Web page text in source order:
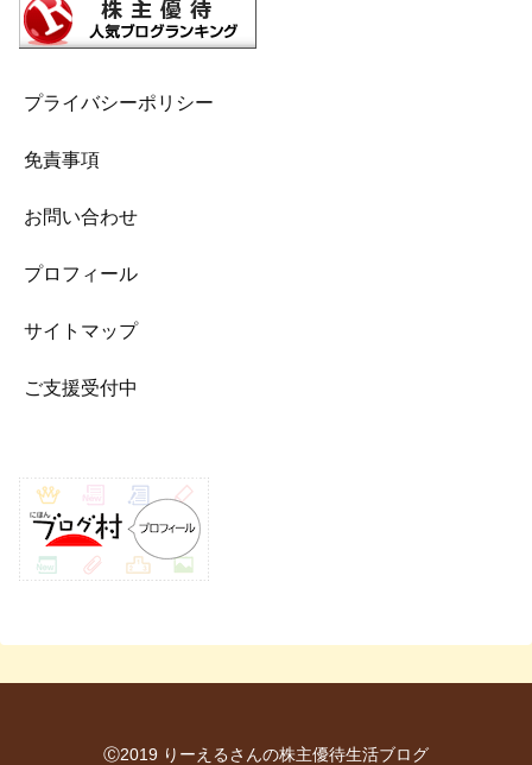
プライバシーポリシー
免責事項
お問い合わせ
プロフィール
サイトマップ
ご支援受付中
Ⓒ2019 りーえるさんの株主優待生活ブログ